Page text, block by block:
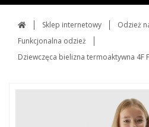
navigation
Sklep internetowy
Odzież
Funkcjonalna odzież
Dziewczęca bielizna termoaktywna 4F